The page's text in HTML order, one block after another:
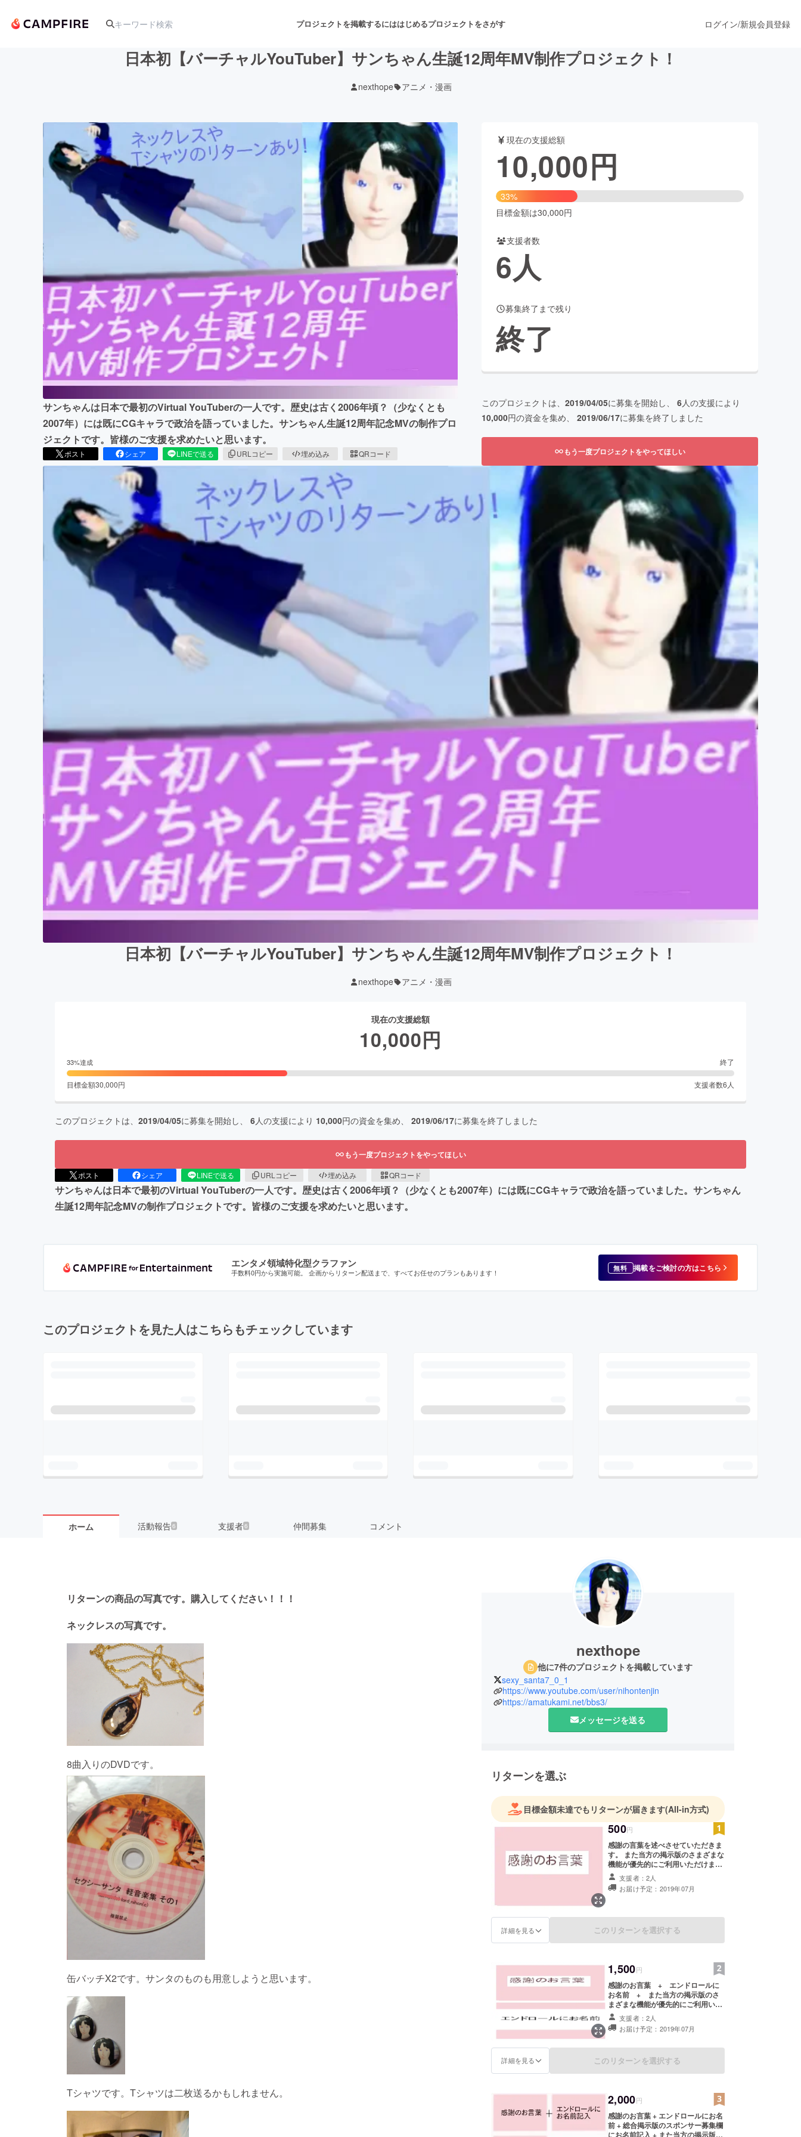
プロジェクトを掲載するにははじめるプロジェクトをさがす
アート・写真 音楽 舞台・パフォーマンス
テクノロジー・ガジェット ゲーム・サービス開発 フード・飲食店 ファッション
映像・映画 書籍・雑誌出版 アニメ・漫画
チャレンジ ビューティー・ヘルスケア
まちづくり・地域活性化
CAMPFIRE for Social Good
CAMPFIREふるさと納税
ログイン/新規会員登録
日本初【バーチャルYouTuber】サンちゃん生誕12周年MV制作プロジェクト！
nexthope アニメ・漫画
サンちゃんは日本で最初のVirtual YouTuberの一人です。歴史は古く2006年頃？（少なくとも
2007年）には既にCGキャラで政治を語っていました。サンちゃん生誕12周年記念MVの制作プロ
ジェクトです。皆様のご支援を求めたいと思います。
ポスト シェア LINEで送る URLコピー 埋め込み QRコード
現在の支援総額
10,000円
33%
目標金額は30,000円
支援者数
6人
募集終了まで残り
終了
このプロジェクトは、 2019/04/05に募集を開始し、 6人の支援により
10,000円の資金を集め、 2019/06/17に募集を終了しました
もう一度プロジェクトをやってほしい
日本初【バーチャルYouTuber】サンちゃん生誕12周年MV制作プロジェクト！
nexthope アニメ・漫画
現在の支援総額
10,000円
33%達成 終了
目標金額30,000円 支援者数6 人
このプロジェクトは、 2019/04/05に募集を開始し、 6人の支援により 10,000円の資金を集め、 2019/06/17に募集を終了しました
もう一度プロジェクトをやってほしい
ポスト シェア LINEで送る URLコピー 埋め込み QRコード
サンちゃんは日本で最初のVirtual YouTuberの一人です。歴史は古く2006年頃？（少なくとも2007年）には既にCGキャラで政治を語っていました。サンちゃん
生誕12周年記念MVの制作プロジェクトです。皆様のご支援を求めたいと思います。
エンタメ領域特化型クラファン
手数料0円から実施可能。 企画からリターン配送まで、すべてお任せのプランもあります！ 無料 掲載をご検討の方はこちら
このプロジェクトを見た人はこちらもチェックしています
ホーム 活動報告6 支援者6 仲間募集 コメント
リターンの商品の写真です。 購入してください！！！
ネックレスの写真です。
8曲入りのDVDです。
缶バッチX2です。サンタのものも用意しようと思います。
Tシャツです。Tシャツは二枚送るかもしれません。
nexthope
他に7件のプロジェクトを掲載しています
sexy_santa7_0_1
https://www.youtube.com/user/nihontenjin
https://amatukami.net/bbs3/
メッセージを送る
リターンを選ぶ
目標金額未達でもリターンが届きます(All-in方式)
500円
感謝の言葉を述べさせていただきま
す。 また当方の掲示版のさまざまな
機能が優先的にご利用いただけま
す。 https://amatukami.net/bbs3/
支援者：2人
お届け予定：2019年07月
詳細を見る このリターンを選択する
1,500円
感謝のお言葉 + エンドロールに
お名前 + また当方の掲示版のさ
まざまな機能が優先的にご利用いた
だけます。
https://amatukami.net/bbs3/ 「※支
援時、必ず備考欄にご希望のお名前
たします。ご了承ください。」
支援者：2人
お届け予定：2019年07月
詳細を見る このリターンを選択する
2,000円
感謝のお言葉 + エンドロールにお名
前 + 総合掲示版のスポンサー募集欄
にお名前記入 + また当方の掲示版の